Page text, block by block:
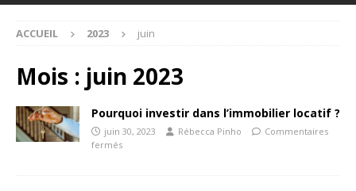
ACCUEIL 2023 juin
Mois : juin 2023
Pourquoi investir dans l’immobilier locatif ?
juin 30, 2023 Rébecca Pinho
Commentaires
fermés